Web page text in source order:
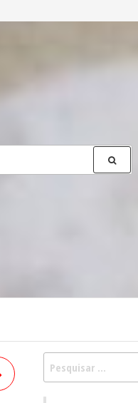
Pesquisar
por: